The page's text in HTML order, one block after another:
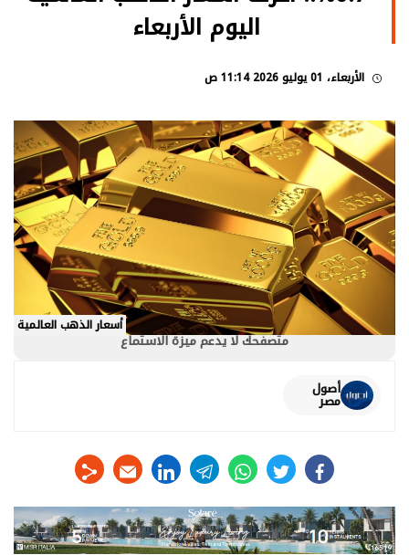
اليوم الأربعاء
الأربعاء، 01 يوليو 2026 11:14 ص
أسعار الذهب العالمية
متصفحك لا يدعم ميزة الاستماع
أصول
مصر
facebook
twitter
whats
telegram
linkedin